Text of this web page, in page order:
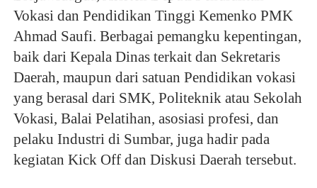
Vokasi dan Pendidikan Tinggi Kemenko PMK
Ahmad Saufi. Berbagai pemangku kepentingan,
baik dari Kepala Dinas terkait dan Sekretaris
Daerah, maupun dari satuan Pendidikan vokasi
yang berasal dari SMK, Politeknik atau Sekolah
Vokasi, Balai Pelatihan, asosiasi profesi, dan
pelaku Industri di Sumbar, juga hadir pada
kegiatan Kick Off dan Diskusi Daerah tersebut.